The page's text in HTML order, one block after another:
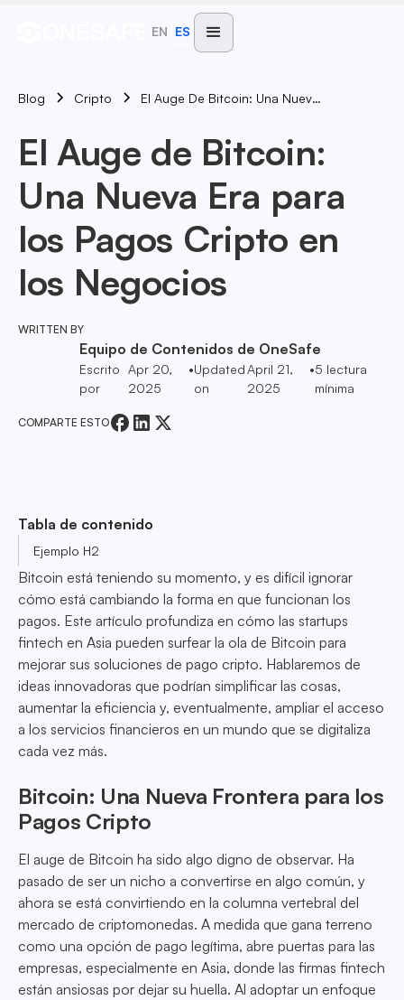
EN ES
Blog Cripto El Auge De Bitcoin: Una Nueva Era Para Los Pagos Cripto En Los Negocios
El Auge de Bitcoin:
Una Nueva Era para
los Pagos Cripto en
los Negocios
WRITTEN BY
Equipo de Contenidos de OneSafe
Escrito
por
Apr 20,
2025
•Updated
on
April 21,
2025
•5 lectura
mínima
COMPARTE ESTO
Tabla de contenido
Ejemplo H2
Bitcoin está teniendo su momento, y es difícil ignorar
cómo está cambiando la forma en que funcionan los
pagos. Este artículo profundiza en cómo las startups
fintech en Asia pueden surfear la ola de Bitcoin para
mejorar sus soluciones de pago cripto. Hablaremos de
ideas innovadoras que podrían simplificar las cosas,
aumentar la eficiencia y, eventualmente, ampliar el acceso
a los servicios financieros en un mundo que se digitaliza
cada vez más.
Bitcoin: Una Nueva Frontera para los
Pagos Cripto
El auge de Bitcoin ha sido algo digno de observar. Ha
pasado de ser un nicho a convertirse en algo común, y
ahora se está convirtiendo en la columna vertebral del
mercado de criptomonedas. A medida que gana terreno
como una opción de pago legítima, abre puertas para las
empresas, especialmente en Asia, donde las firmas fintech
están ansiosas por dejar su huella. Al adoptar un enfoque